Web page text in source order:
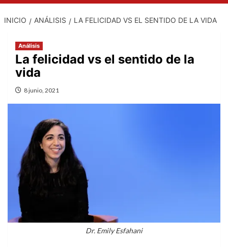
INICIO ANÁLISIS LA FELICIDAD VS EL SENTIDO DE LA VIDA
Análisis
La felicidad vs el sentido de la
vida
8 junio, 2021
Dr. Emily Esfahani